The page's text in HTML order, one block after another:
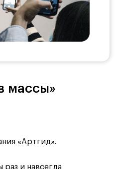
массы»
«Артгид».
раз и навсегда